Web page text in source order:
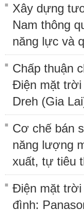
Xây dựng
Nam thông
năng lực và
Chấp thuận
Điện mặt
Dreh (Gia
Cơ chế bán
năng lượng
xuất, tự tiêu
Điện mặt trời
đình: